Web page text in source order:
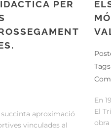
PER
aproximació
vinculades al
Tags
En
El
obra